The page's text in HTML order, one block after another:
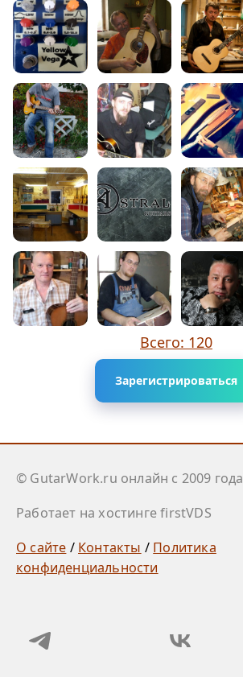
Всего: 120
Зарегистрироваться
© GutarWork.ru онлайн c 2009 года
Работает на хостинге firstVDS
О сайте / Контакты / Политика
конфиденциальности